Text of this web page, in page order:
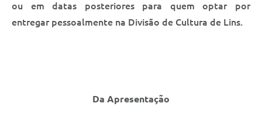
ou em datas posteriores para quem optar por
entregar pessoalmente na Divisão de Cultura de Lins.
Da Apresentação